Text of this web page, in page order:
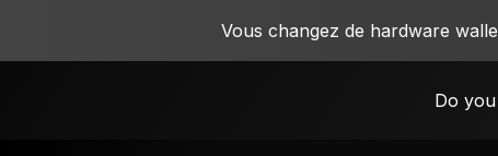
Vous changez de hardware
Do